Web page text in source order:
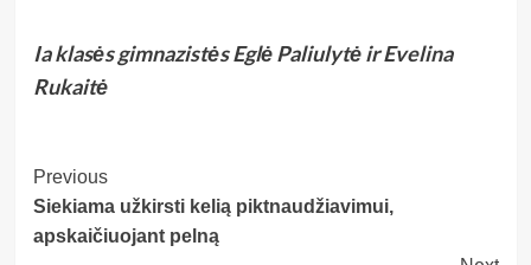
Ia klasės gimnazistės Eglė Paliulytė ir Evelina
Rukaitė
Post
Navigation
Previous
Siekiama užkirsti kelią piktnaudžiavimui,
apskaičiuojant pelną